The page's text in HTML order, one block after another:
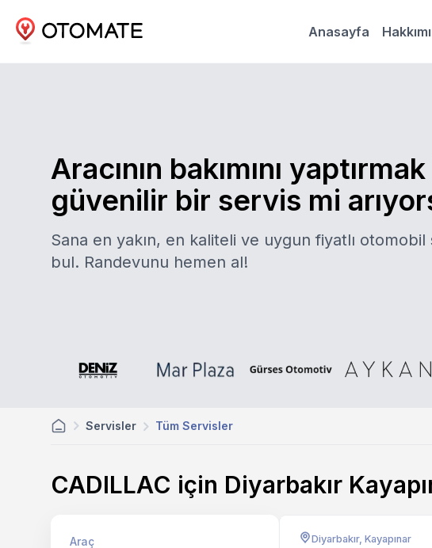
Anasayfa
Aracının bakımını
güvenilir bir servis mi
Sana en yakın, en kaliteli ve uygun fiyatlı otomobil
bul. Randevunu hemen al!
Servisler Tüm Servisler
CADILLAC için Diyarbakır
Araç Diyarbakır, Kayapınar